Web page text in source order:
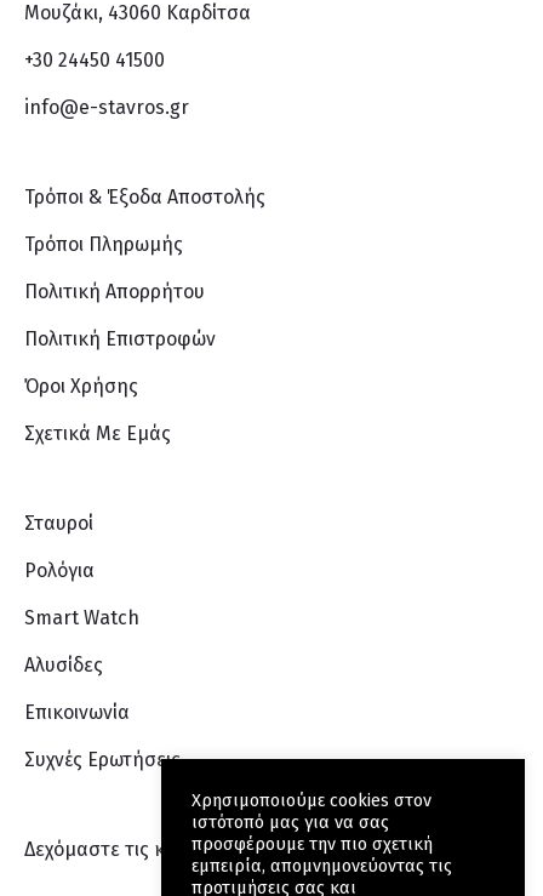
Μουζάκι, 43060 Καρδίτσα
+30 24450 41500
info@e-stavros.gr
Τρόποι & Έξοδα Αποστολής
Τρόποι Πληρωμής
Πολιτική Απορρήτου
Πολιτική Επιστροφών
Όροι Χρήσης
Σχετικά Με Eμάς
Σταυροί
Ρολόγια
Smart Watch
Αλυσίδες
Επικοινωνία
Συχνές Ερωτήσεις
Δεχόμαστε τις κάρτες:
Χρησιμοποιούμε cookies στον
ιστότοπό μας για να σας
προσφέρουμε την πιο σχετική
εμπειρία, απομνημονεύοντας τις
προτιμήσεις σας και